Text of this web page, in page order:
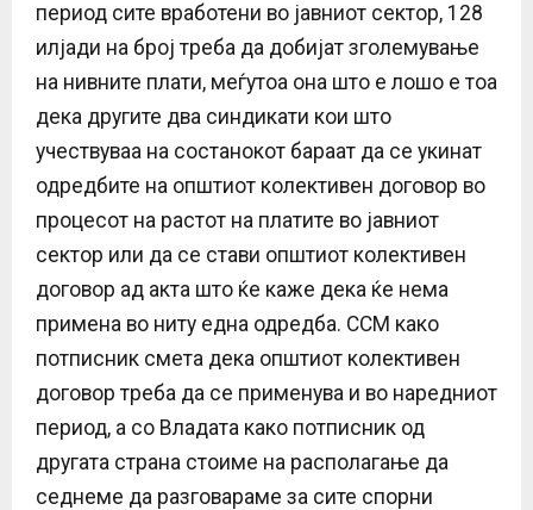
период сите вработени во јавниот сектор, 128
илјади на број треба да добијат зголемување
на нивните плати, меѓутоа она што е лошо е тоа
дека другите два синдикати кои што
учествуваа на состанокот бараат да се укинат
одредбите на општиот колективен договор во
процесот на растот на платите во јавниот
сектор или да се стави општиот колективен
договор ад акта што ќе каже дека ќе нема
примена во ниту една одредба. ССМ како
потписник смета дека општиот колективен
договор треба да се применува и во наредниот
период, а со Владата како потписник од
другата страна стоиме на располагање да
седнеме да разговараме за сите спорни